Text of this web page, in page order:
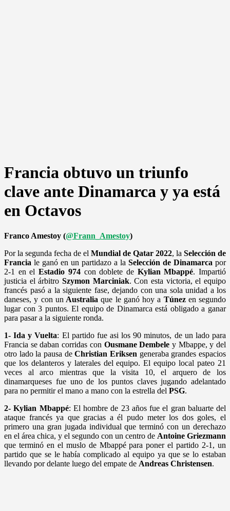
Francia obtuvo un triunfo
clave ante Dinamarca y ya está
en Octavos
Franco Amestoy (@Frann_Amestoy)
Por la segunda fecha de el Mundial de Qatar 2022, la Selección de
Francia le ganó en un partidazo a la Selección de Dinamarca por
2-1 en elEstadio 974con doblete de Kylian Mbappé. Impartió
justicia el árbitro Szymon Marciniak. Con esta victoria, el equipo
francés pasó a la siguiente fase, dejando con una sola unidad a los
daneses, y con un Australia que le ganó hoy a Túnezen segundo
lugar con 3 puntos. El equipo de Dinamarca está obligado a ganar
para pasar a la siguiente ronda.
1- Ida y Vuelta: El partido fue asi los 90 minutos, de un lado para
Francia se daban corridas con Ousmane Dembele y Mbappe, y del
otro lado la pausa deChristian Eriksen generaba grandes espacios
que los delanteros y laterales del equipo. El equipo local pateo 21
veces al arco mientras que la visita 10, el arquero de los
dinamarqueses fue uno de los puntos claves jugando adelantado
para no permitir el mano a mano con la estrella del PSG.
2- Kylian Mbappé: El hombre de 23 años fue el gran baluarte del
ataque francés ya que gracias a él pudo meter los dos goles, el
primero una gran jugada individual que terminó con un derechazo
en el área chica, y el segundo con un centro de Antoine Griezmann
que terminó en el muslo de Mbappé para poner el partido 2-1, un
partido que se le había complicado al equipo ya que se lo estaban
llevando por delante luego del empate de Andreas Christensen.